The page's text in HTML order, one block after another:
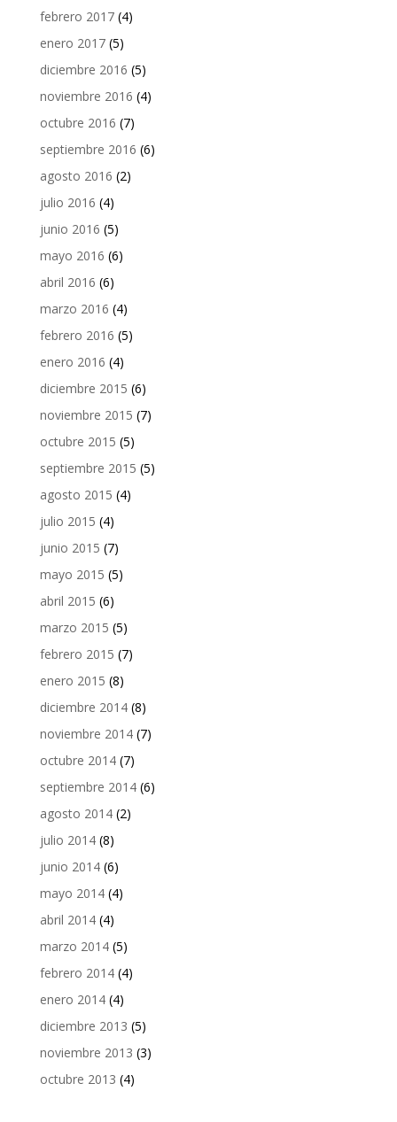
febrero 2017(4)
enero 2017(5)
diciembre 2016 (5)
noviembre 2016 (4)
octubre 2016 (7)
septiembre 2016 (6)
agosto 2016 (2)
julio 2016 (4)
junio 2016 (5)
mayo 2016 (6)
abril 2016 (6)
marzo 2016 (4)
febrero 2016 (5)
enero 2016 (4)
diciembre 2015 (6)
noviembre 2015 (7)
octubre 2015 (5)
septiembre 2015 (5)
agosto 2015 (4)
julio 2015 (4)
junio 2015 (7)
mayo 2015 (5)
abril 2015 (6)
marzo 2015 (5)
febrero 2015 (7)
enero 2015 (8)
diciembre 2014(8)
noviembre 2014(7)
octubre 2014(7)
septiembre 2014(6)
agosto 2014(2)
julio 2014(8)
junio 2014(6)
mayo 2014(4)
abril 2014(4)
marzo 2014(5)
febrero 2014(4)
enero 2014(4)
diciembre 2013 (5)
noviembre 2013 (3)
octubre 2013 (4)